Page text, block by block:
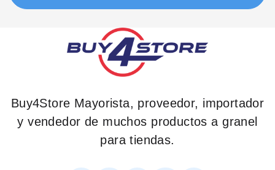
Buy4Store Mayorista, proveedor, importador
y vendedor de muchos productos a granel
para tiendas.